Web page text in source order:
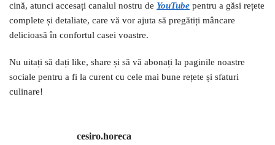
cină, atunci accesați canalul nostru de YouTube pentru a găsi rețete
complete și detaliate, care vă vor ajuta să pregătiți mâncare
delicioasă în confortul casei voastre.
Nu uitați să dați like, share și să vă abonați la paginile noastre
sociale pentru a fi la curent cu cele mai bune rețete și sfaturi
culinare!
cesiro.horeca